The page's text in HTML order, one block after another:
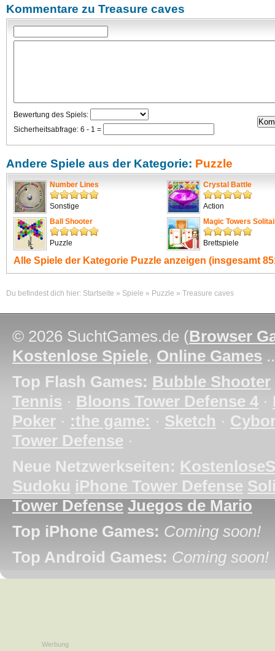
Kommentare zu Treasure caves
Bewertung des Spiels:
Sicherheitsabfrage: 6 - 1 =
Andere Spiele aus der Kategorie: Puzzle
Number Lines
Sonstige
Crystal Battle
Action
Ball Shooter
Puzzle
Magic Towers
Brettspiele
Alle Spiele der Kategorie Puzzle anzeigen (insgesamt
Du befindest dich hier: Startseite » Spiele » Puzzle » Treasure caves
© 2026 SuchtGames.de (Browser
Kostenlose Spiele, Online Games
Top Flash Games: Bubble Shooter
Tennis · Bloons Tower Defense 4 ·
Poker · :the game: · Sketch ·
Tower Defense ·
Neue Netzwerkseiten:
Sudoku iPhone Tower Defense
Tower Defense Juegos de Mario
Top iPhone Games: Coming soon!
Top Android Games: Coming soon!
Werbung